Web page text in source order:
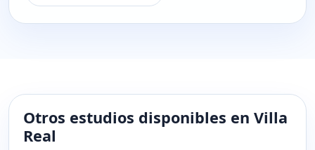
Otros estudios disponibles en Villa
Real